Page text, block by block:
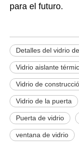
para el futuro.
Detalles del vidrio
Vidrio aislante
Vidrio de
Vidrio de la puerta
Puerta de vidrio
ventana de vidrio